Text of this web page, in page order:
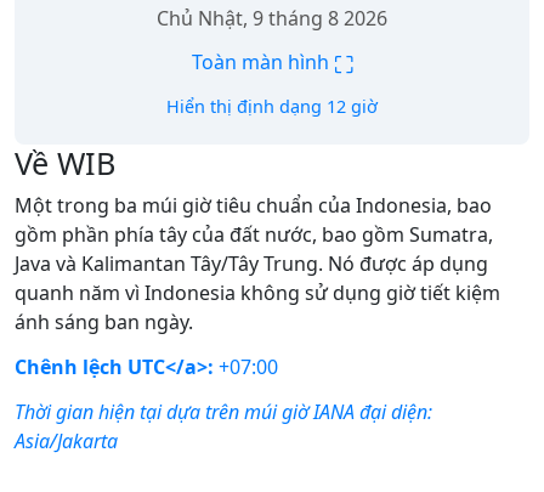
Chủ Nhật, 9 tháng 8 2026
Toàn màn hình ⛶
Hiển thị định dạng 12 giờ
Về WIB
Một trong ba múi giờ tiêu chuẩn của Indonesia, bao
gồm phần phía tây của đất nước, bao gồm Sumatra,
Java và Kalimantan Tây/Tây Trung. Nó được áp dụng
quanh năm vì Indonesia không sử dụng giờ tiết kiệm
ánh sáng ban ngày.
Chênh lệch UTC</a>: +07:00
Thời gian hiện tại dựa trên múi giờ IANA đại diện:
Asia/Jakarta